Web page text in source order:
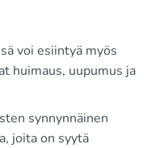
voi esiintyä myös
huimaus, uupumus ja
synnynnäinen
joita on syytä